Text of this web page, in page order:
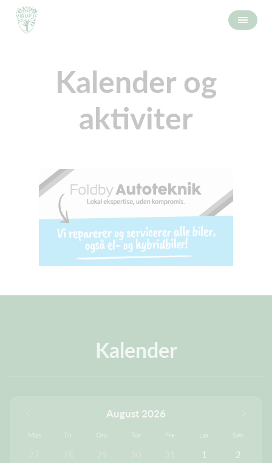
Kalender og
aktiviter
Kalender
August 2026
Man Tir Ons Tor Fre Lør Søn
1 2